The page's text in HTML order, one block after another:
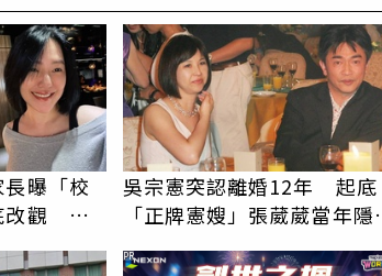
曝「校
改觀 網
吳宗憲突認離婚12年 起底
「正牌憲嫂」張葳葳當年隱
內幕
PR